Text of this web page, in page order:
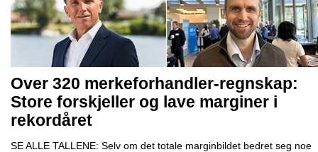
Over 320 merkeforhandler-regnskap:
Store forskjeller og lave marginer i
rekordåret
SE ALLE TALLENE: Selv om det totale marginbildet bedret seg noe